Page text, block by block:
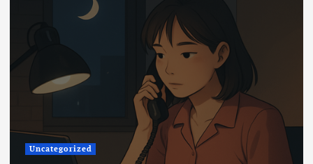
Uncategorized